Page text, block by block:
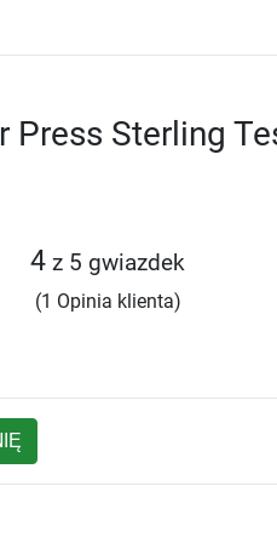
Press Sterling
4 z 5 gwiazdek
(1 Opinia klienta)